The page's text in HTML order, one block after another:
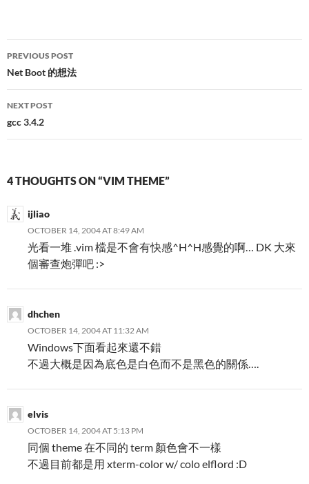
Post
navigation
PREVIOUS POST
Net Boot 的想法
NEXT POST
gcc 3.4.2
4 THOUGHTS ON “VIM THEME”
ijliao
OCTOBER 14, 2004 AT 8:49 AM
光看一堆 .vim 檔是不會有快感^H^H感覺的啊… DK 大來
個審查炮彈吧 :>
dhchen
OCTOBER 14, 2004 AT 11:32 AM
Windows下面看起來還不錯
不過大概是因為底色是白色而不是黑色的關係….
elvis
OCTOBER 14, 2004 AT 5:13 PM
同個 theme 在不同的 term 顏色會不一樣
不過目前都是用 xterm-color w/ colo elflord :D